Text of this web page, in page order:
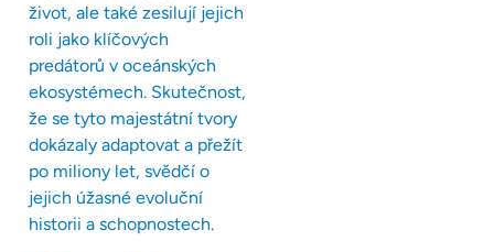
život, ale také zesilují jejich
roli jako klíčových
predátorů v oceánských
ekosystémech. Skutečnost,
že se tyto majestátní tvory
dokázaly adaptovat a přežít
po miliony let, svědčí o
jejich úžasné evoluční
historii a schopnostech.